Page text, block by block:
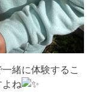
緒に体験するこ
ね